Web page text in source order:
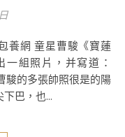
組照片，并寫道：
駿的多張帥照很是的陽
巴，也...